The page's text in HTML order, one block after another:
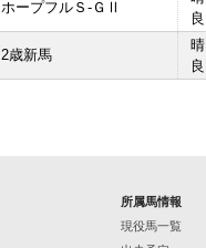
ホープフルＳ-ＧⅡ
良
2歳新馬
晴
良
所属馬情報
現役馬一覧